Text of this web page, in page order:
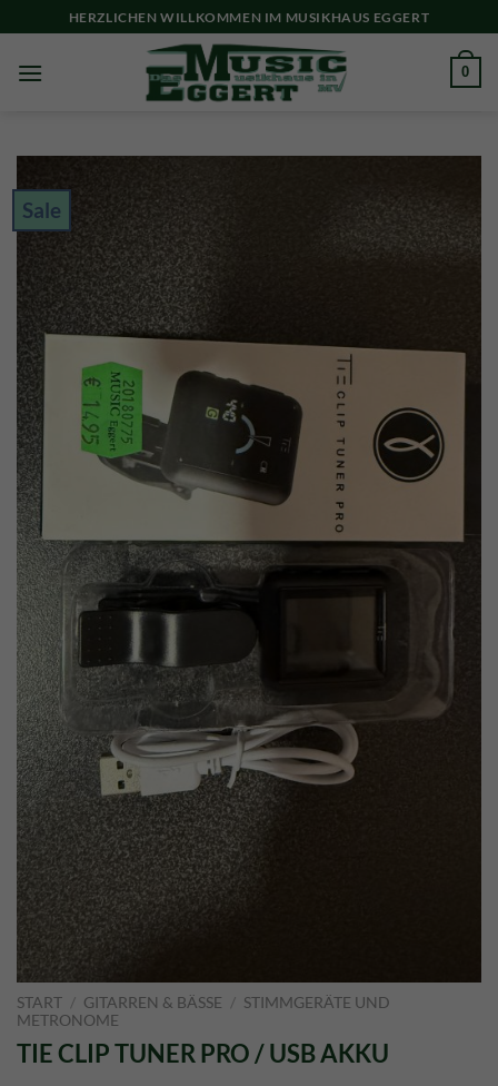
to
content
HERZLICHEN WILLKOMMEN IM MUSIKHAUS EGGERT
0
Sale
START / GITARREN & BÄSSE / STIMMGERÄTE UND
METRONOME
TIE CLIP TUNER PRO / USB AKKU